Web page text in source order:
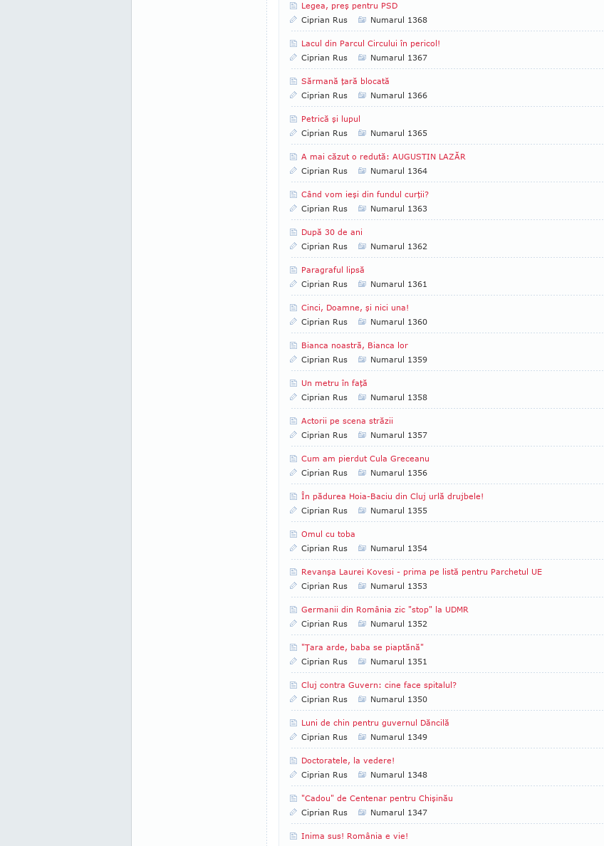
Legea, preş pentru PSD
Ciprian Rus
Numarul 1368
Lacul din Parcul Circului în pericol!
Ciprian Rus
Numarul 1367
Sărmană ţară blocată
Ciprian Rus
Numarul 1366
Petrică şi lupul
Ciprian Rus
Numarul 1365
A mai căzut o redută: AUGUSTIN LAZĂR
Ciprian Rus
Numarul 1364
Când vom ieşi din fundul curţii?
Ciprian Rus
Numarul 1363
După 30 de ani
Ciprian Rus
Numarul 1362
Paragraful lipsă
Ciprian Rus
Numarul 1361
Cinci, Doamne, şi nici una!
Ciprian Rus
Numarul 1360
Bianca noastră, Bianca lor
Ciprian Rus
Numarul 1359
Un metru în faţă
Ciprian Rus
Numarul 1358
Actorii pe scena străzii
Ciprian Rus
Numarul 1357
Cum am pierdut Cula Greceanu
Ciprian Rus
Numarul 1356
În pădurea Hoia-Baciu din Cluj urlă drujbele!
Ciprian Rus
Numarul 1355
Omul cu toba
Ciprian Rus
Numarul 1354
Revanşa Laurei Kovesi - prima pe listă pentru Parchetul UE
Ciprian Rus
Numarul 1353
Germanii din România zic "stop" la UDMR
Ciprian Rus
Numarul 1352
"Ţara arde, baba se piaptănă"
Ciprian Rus
Numarul 1351
Cluj contra Guvern: cine face spitalul?
Ciprian Rus
Numarul 1350
Luni de chin pentru guvernul Dăncilă
Ciprian Rus
Numarul 1349
Doctoratele, la vedere!
Ciprian Rus
Numarul 1348
"Cadou" de Centenar pentru Chişinău
Ciprian Rus
Numarul 1347
Inima sus! România e vie!